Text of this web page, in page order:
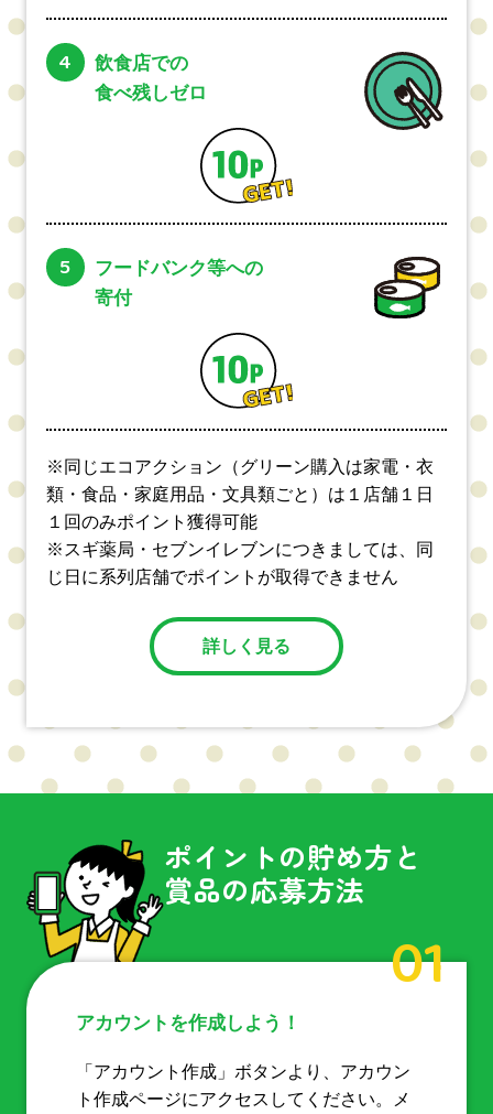
4
飲食店での
食べ残しゼロ
5
フードバンク等への
寄付
※同じエコアクション（グリーン購入は家電・衣
類・食品・家庭用品・文具類ごと）は１店舗１日
１回のみポイント獲得可能
※スギ薬局・セブンイレブンにつきましては、同
じ日に系列店舗でポイントが取得できません
詳しく見る
ポイントの貯め方と
賞品の応募方法
01
アカウントを作成しよう！
「アカウント作成」ボタンより、アカウン
ト作成ページにアクセスしてください。メ